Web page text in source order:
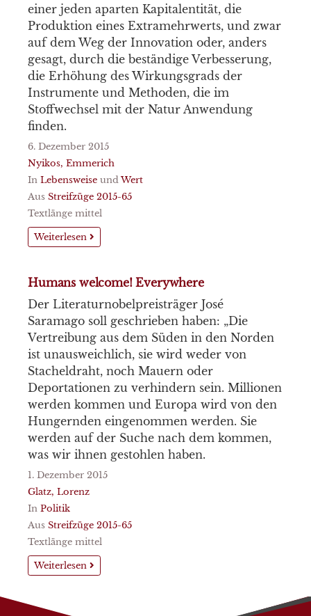
einer jeden aparten Kapitalentität, die
Produktion eines Extramehrwerts, und zwar
auf dem Weg der Innovation oder, anders
gesagt, durch die beständige Verbesserung,
die Erhöhung des Wirkungsgrads der
Instrumente und Methoden, die im
Stoffwechsel mit der Natur Anwendung
finden.
6. Dezember 2015
Nyikos, Emmerich
In Lebensweise undWert
Aus Streifzüge 2015-65
Textlänge mittel
Weiterlesen
Humans welcome! Everywhere
Der Literaturnobelpreisträger José
Saramago soll geschrieben haben: „Die
Vertreibung aus dem Süden in den Norden
ist unausweichlich, sie wird weder von
Stacheldraht, noch Mauern oder
Deportationen zu verhindern sein. Millionen
werden kommen und Europa wird von den
Hungernden eingenommen werden. Sie
werden auf der Suche nach dem kommen,
was wir ihnen gestohlen haben.
1. Dezember 2015
Glatz, Lorenz
In Politik
Aus Streifzüge 2015-65
Textlänge mittel
Weiterlesen